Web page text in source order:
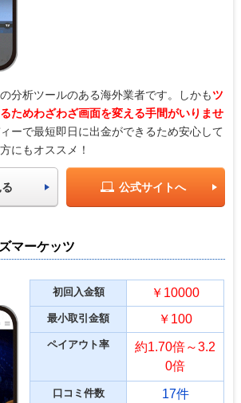
分析ツールのある海外業者です。しかもツ
ためわざわざ画面を変える手間がいりませ
ーで最短即日に出金ができるため安心して
にもオススメ！
公式サイトへ
マーケッツ
初回入金額 ￥10000
最小取引金額 ￥100
ペイアウト率
約1.70倍～3.2
0倍
口コミ件数 17件